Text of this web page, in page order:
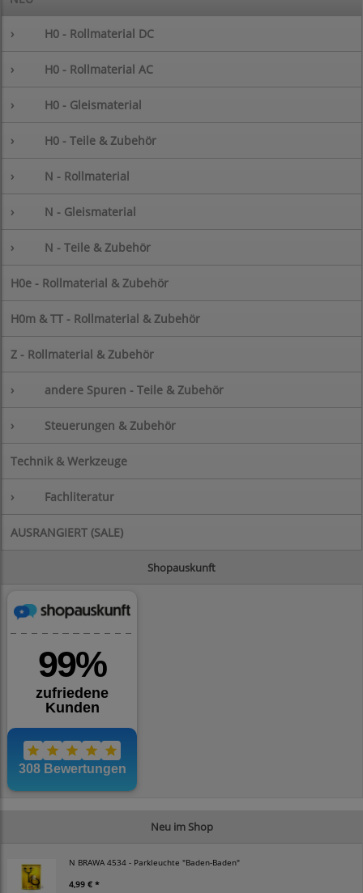
› H0 - Rollmaterial DC
› H0 - Rollmaterial AC
› H0 - Gleismaterial
› H0 - Teile & Zubehör
› N - Rollmaterial
› N - Gleismaterial
› N - Teile & Zubehör
H0e - Rollmaterial & Zubehör
H0m & TT - Rollmaterial & Zubehör
Z - Rollmaterial & Zubehör
› andere Spuren - Teile & Zubehör
› Steuerungen & Zubehör
Technik & Werkzeuge
› Fachliteratur
AUSRANGIERT (SALE)
Shopauskunft
Neu im Shop
N BRAWA 4534 - Parkleuchte "Baden-Baden"
4,99 € *